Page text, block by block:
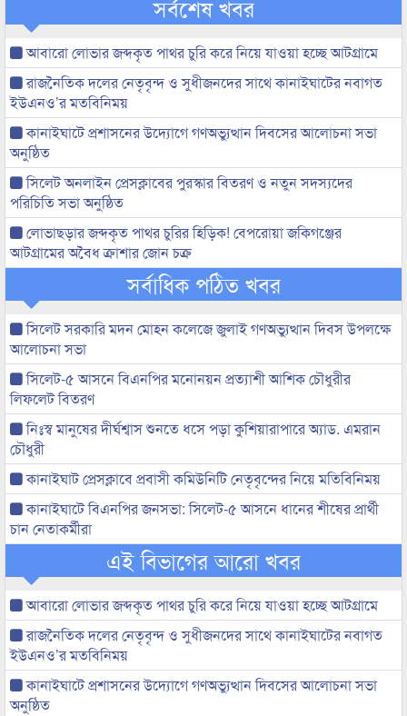
সর্বশেষ খবর
আবারো লোভার জব্দকৃত পাথর চুরি করে নিয়ে যাওয়া হচ্ছে আটগ্রামে
রাজনৈতিক দলের নেতৃবৃন্দ ও সুধীজনদের সাথে কানাইঘাটের নবাগত
ইউএনও’র মতবিনিময়
কানাইঘাটে প্রশাসনের উদ্যোগে গণঅভ্যুত্থান দিবসের আলোচনা সভা
অনুষ্ঠিত
সিলেট অনলাইন প্রেসক্লাবের পুরস্কার বিতরণ ও নতুন সদস্যদের
পরিচিতি সভা অনুষ্ঠিত
লোভাছড়ার জব্দকৃত পাথর চুরির হিড়িক! বেপরোয়া জকিগঞ্জের
আটগ্রামের অবৈধ ক্রাশার জোন চক্র
সর্বাধিক পঠিত খবর
সিলেট সরকারি মদন মোহন কলেজে জুলাই গণঅভ্যুত্থান দিবস উপলক্ষে
আলোচনা সভা
সিলেট-৫ আসনে বিএনপির মনোনয়ন প্রত্যাশী আশিক চৌধুরীর
লিফলেট বিতরণ
নিঃস্ব মানুষের দীর্ঘশ্বাস শুনতে ধসে পড়া কুশিয়ারাপারে অ্যাড. এমরান
চৌধুরী
কানাইঘাট প্রেসক্লাবে প্রবাসী কমিউনিটি নেতৃবৃন্দের নিয়ে মতিবিনিময়
কানাইঘাটে বিএনপির জনসভা: সিলেট-৫ আসনে ধানের শীষের প্রার্থী
চান নেতাকর্মীরা
এই বিভাগের আরো খবর
আবারো লোভার জব্দকৃত পাথর চুরি করে নিয়ে যাওয়া হচ্ছে আটগ্রামে
রাজনৈতিক দলের নেতৃবৃন্দ ও সুধীজনদের সাথে কানাইঘাটের নবাগত
ইউএনও’র মতবিনিময়
কানাইঘাটে প্রশাসনের উদ্যোগে গণঅভ্যুত্থান দিবসের আলোচনা সভা
অনুষ্ঠিত